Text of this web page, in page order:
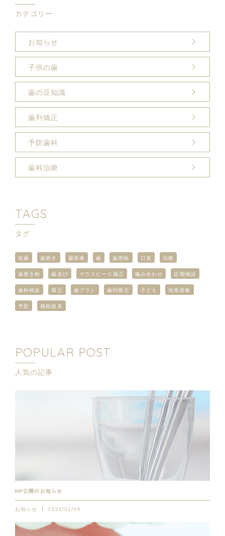
カテゴリー
お知らせ
子供の歯
歯の豆知識
歯列矯正
予防歯科
歯科治療
TAGS
タグ
虫歯 歯磨き 歯医者 歯 歯周病 口臭 治療
歯磨き粉 歯並び マウスピース矯正 噛み合わせ 定期検診
歯科検診 矯正 歯ブラシ 歯列矯正 子ども 知覚過敏
予防 補助器具
POPULAR POST
人気の記事
HP公開のお知らせ
お知らせ 2021/01/06